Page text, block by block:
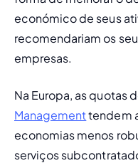
económico de seus
recomendariam os
empresas.
Na Europa, as quotas
Management tendem
economias menos
serviços